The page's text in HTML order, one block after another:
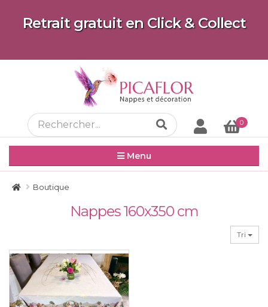
Retrait gratuit en Click & Collect
0
Menu
Boutique
Nappes 160x350 cm
Tri